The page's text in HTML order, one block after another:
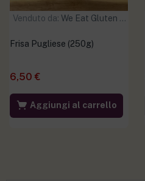
Venduto da: We Eat Gluten Free
Frisa Pugliese (250g)
6,50 €
Aggiungi al carrello